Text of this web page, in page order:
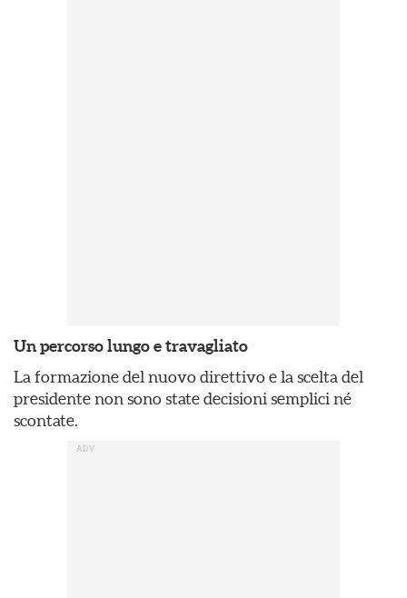
Un percorso lungo e travagliato
La formazione del nuovo direttivo e la scelta del
presidente non sono state decisioni semplici né
scontate.